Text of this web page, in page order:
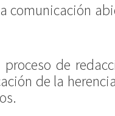
comunicación
de
de la